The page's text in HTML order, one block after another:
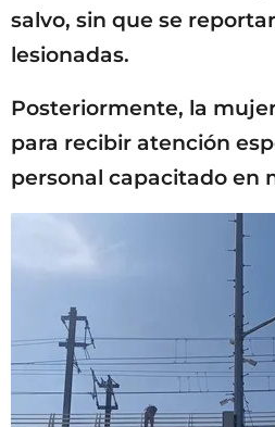
salvo, sin que se
lesionadas.
Posteriormente, la
para recibir atención
personal capacitado en